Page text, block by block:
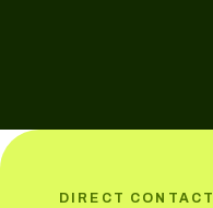
DIRECT CONTACT